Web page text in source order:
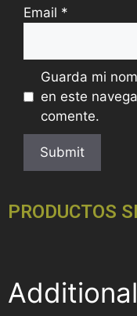
Email *
Guarda mi
en este
comente.
PRODUCTOS